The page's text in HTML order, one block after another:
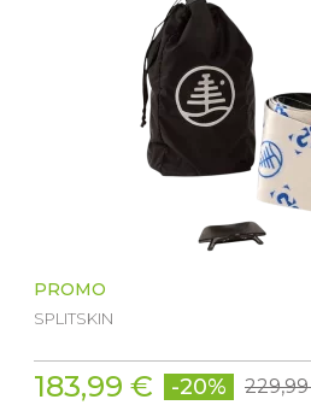
PROMO
SPLITSKIN
183,99 € -20%